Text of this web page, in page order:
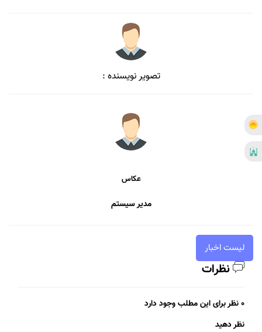
تصویر نویسنده :
عکاس
مدیر سیستم
لیست اخبار
نظرات
0 نظر برای این مطلب وجود دارد
نظر دهید